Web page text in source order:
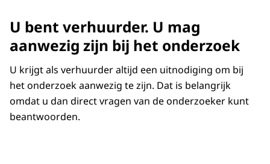
U bent verhuurder. U mag
aanwezig zijn bij het onderzoek
U krijgt als verhuurder altijd een uitnodiging om bij
het onderzoek aanwezig te zijn. Dat is belangrijk
omdat u dan direct vragen van de onderzoeker kunt
beantwoorden.